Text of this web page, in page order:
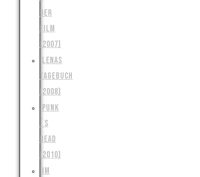
DER
FILM
(2007)
LENAS
TAGEBUCH
(2008)
PUNK
´S
DEAD
(2010)
IM